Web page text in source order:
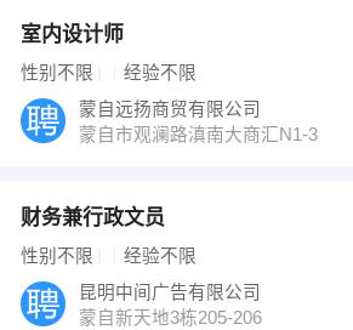
室内设计师
性别不限 经验不限
蒙自远扬商贸有限公司
蒙自市观澜路滇南大商汇N1-3
财务兼行政文员
性别不限 经验不限
昆明中间广告有限公司
蒙自新天地3栋205-206